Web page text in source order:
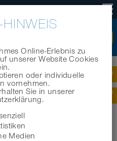
Technische Schläuche
®AS
387
Online-Erlebnis zu
unserer Website Cookies
oder individuelle
vornehmen.
Sie in unserer
Medien